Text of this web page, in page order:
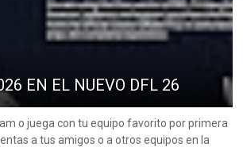
EN EL NUEVO DFL 26
o juega con tu equipo favorito por primera
a tus amigos o a otros equipos en la